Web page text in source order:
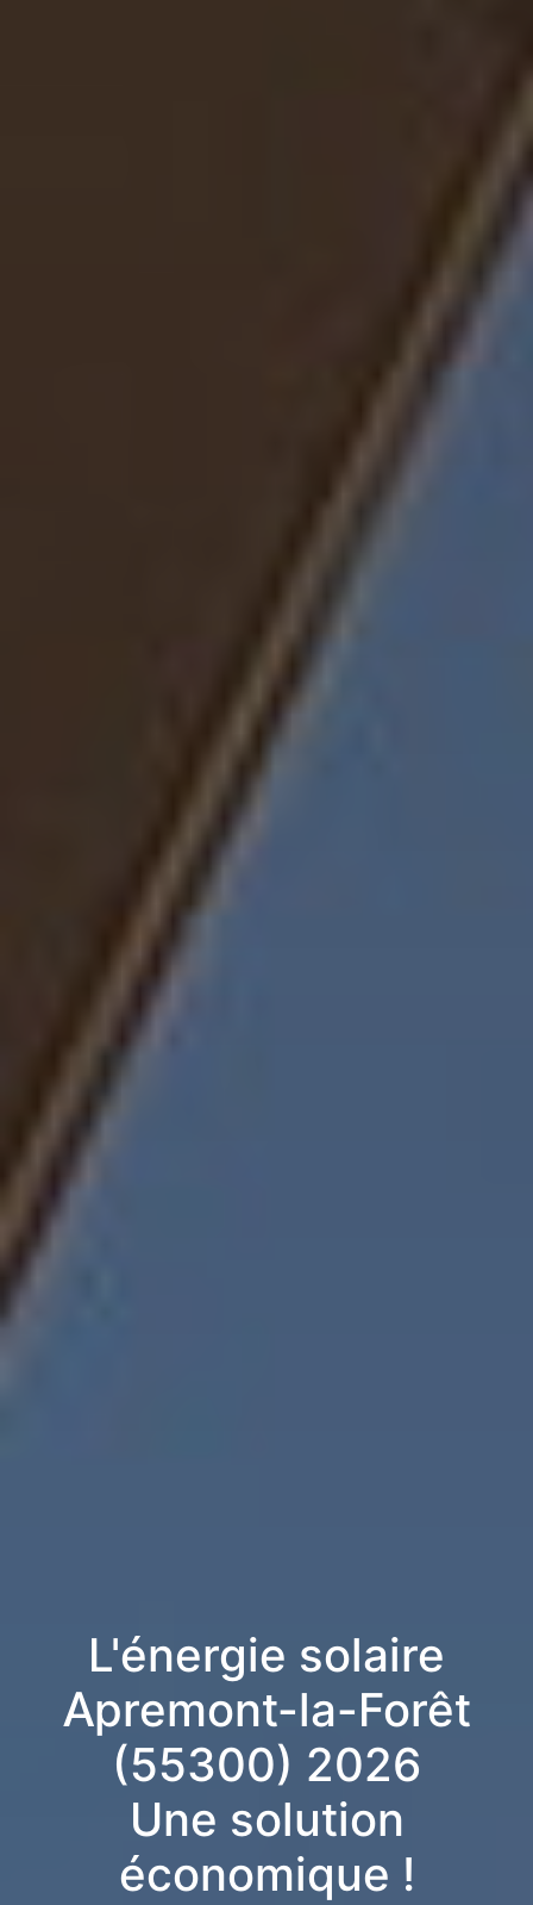
L'énergie solaire
Apremont-la-Forêt
(55300) 2026
Une solution
économique !